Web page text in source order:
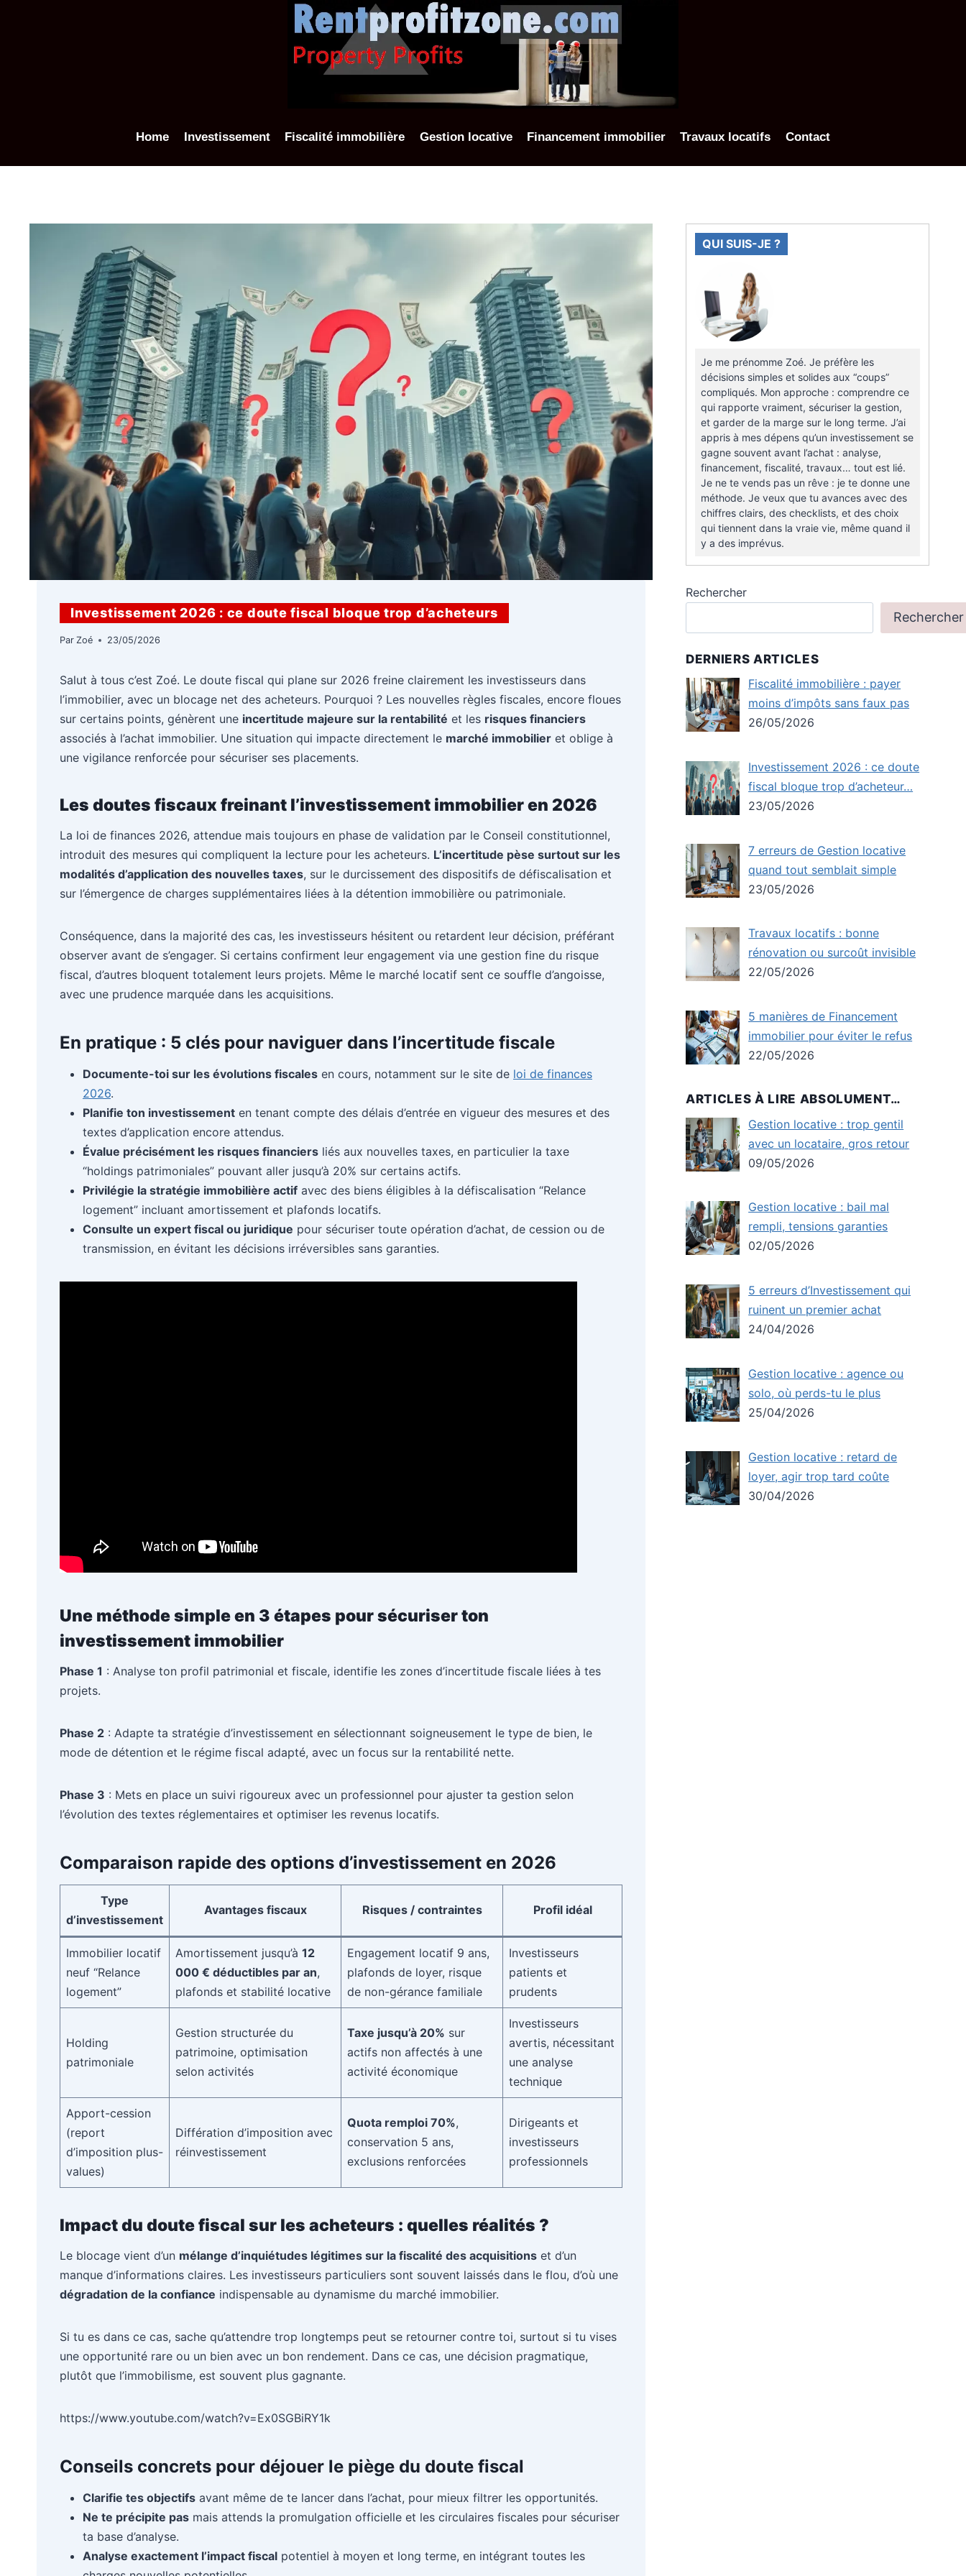
Home Investissement Fiscalité immobilière Gestion locative Financement immobilier Travaux locatifs Contact
Investissement 2026 : ce doute fiscal bloque trop d’acheteurs
Par Zoé 23/05/2026
Salut à tous c’est Zoé. Le doute fiscal qui plane sur 2026 freine clairement les investisseurs dans
l’immobilier, avec un blocage net des acheteurs. Pourquoi ? Les nouvelles règles fiscales, encore floues
sur certains points, génèrent une incertitude majeure sur la rentabilité et les risques financiers
associés à l’achat immobilier. Une situation qui impacte directement le marché immobilier et oblige à
une vigilance renforcée pour sécuriser ses placements.
Les doutes fiscaux freinant l’investissement immobilier en 2026
La loi de finances 2026, attendue mais toujours en phase de validation par le Conseil constitutionnel,
introduit des mesures qui compliquent la lecture pour les acheteurs. L’incertitude pèse surtout sur les
modalités d’application des nouvelles taxes, sur le durcissement des dispositifs de défiscalisation et
sur l’émergence de charges supplémentaires liées à la détention immobilière ou patrimoniale.
Conséquence, dans la majorité des cas, les investisseurs hésitent ou retardent leur décision, préférant
observer avant de s’engager. Si certains confirment leur engagement via une gestion fine du risque
fiscal, d’autres bloquent totalement leurs projets. Même le marché locatif sent ce souffle d’angoisse,
avec une prudence marquée dans les acquisitions.
En pratique : 5 clés pour naviguer dans l’incertitude fiscale
Documente-toi sur les évolutions fiscales en cours, notamment sur le site de loi de finances
2026.
Planifie ton investissement en tenant compte des délais d’entrée en vigueur des mesures et des
textes d’application encore attendus.
Évalue précisément les risques financiers liés aux nouvelles taxes, en particulier la taxe
“holdings patrimoniales” pouvant aller jusqu’à 20% sur certains actifs.
Privilégie la stratégie immobilière actif avec des biens éligibles à la défiscalisation “Relance
logement” incluant amortissement et plafonds locatifs.
Consulte un expert fiscal ou juridique pour sécuriser toute opération d’achat, de cession ou de
transmission, en évitant les décisions irréversibles sans garanties.
Une méthode simple en 3 étapes pour sécuriser ton
investissement immobilier
Phase 1 : Analyse ton profil patrimonial et fiscale, identifie les zones d’incertitude fiscale liées à tes
projets.
Phase 2 : Adapte ta stratégie d’investissement en sélectionnant soigneusement le type de bien, le
mode de détention et le régime fiscal adapté, avec un focus sur la rentabilité nette.
Phase 3 : Mets en place un suivi rigoureux avec un professionnel pour ajuster ta gestion selon
l’évolution des textes réglementaires et optimiser les revenus locatifs.
Comparaison rapide des options d’investissement en 2026
Type
d’investissement
Avantages fiscaux Risques / contraintes Profil idéal
Immobilier locatif
neuf “Relance
logement”
Amortissement jusqu’à 12
000 € déductibles par an,
plafonds et stabilité locative
Engagement locatif 9 ans,
plafonds de loyer, risque
de non-gérance familiale
Investisseurs
patients et
prudents
Holding
patrimoniale
Gestion structurée du
patrimoine, optimisation
selon activités
Taxe jusqu’à 20% sur
actifs non affectés à une
activité économique
Investisseurs
avertis, nécessitant
une analyse
technique
Apport-cession
(report
d’imposition plus-
values)
Différation d’imposition avec
réinvestissement
Quota remploi 70%,
conservation 5 ans,
exclusions renforcées
Dirigeants et
investisseurs
professionnels
Impact du doute fiscal sur les acheteurs : quelles réalités ?
Le blocage vient d’un mélange d’inquiétudes légitimes sur la fiscalité des acquisitions et d’un
manque d’informations claires. Les investisseurs particuliers sont souvent laissés dans le flou, d’où une
dégradation de la confiance indispensable au dynamisme du marché immobilier.
Si tu es dans ce cas, sache qu’attendre trop longtemps peut se retourner contre toi, surtout si tu vises
une opportunité rare ou un bien avec un bon rendement. Dans ce cas, une décision pragmatique,
plutôt que l’immobilisme, est souvent plus gagnante.
https://www.youtube.com/watch?v=Ex0SGBiRY1k
Conseils concrets pour déjouer le piège du doute fiscal
Clarifie tes objectifs avant même de te lancer dans l’achat, pour mieux filtrer les opportunités.
Ne te précipite pas mais attends la promulgation officielle et les circulaires fiscales pour sécuriser
ta base d’analyse.
Analyse exactement l’impact fiscal potentiel à moyen et long terme, en intégrant toutes les
QUI SUIS-JE ?
Je me prénomme Zoé. Je préfère les
décisions simples et solides aux “coups”
compliqués. Mon approche : comprendre ce
qui rapporte vraiment, sécuriser la gestion,
et garder de la marge sur le long terme. J’ai
appris à mes dépens qu’un investissement se
gagne souvent avant l’achat : analyse,
financement, fiscalité, travaux… tout est lié.
Je ne te vends pas un rêve : je te donne une
méthode. Je veux que tu avances avec des
chiffres clairs, des checklists, et des choix
qui tiennent dans la vraie vie, même quand il
y a des imprévus.
Rechercher
Rechercher
DERNIERS ARTICLES
Fiscalité immobilière : payer
moins d’impôts sans faux pas
26/05/2026
Investissement 2026 : ce doute
fiscal bloque trop d’acheteur…
23/05/2026
7 erreurs de Gestion locative
quand tout semblait simple
23/05/2026
Travaux locatifs : bonne
rénovation ou surcoût invisible
22/05/2026
5 manières de Financement
immobilier pour éviter le refus
22/05/2026
ARTICLES À LIRE ABSOLUMENT…
Gestion locative : trop gentil
avec un locataire, gros retour
09/05/2026
Gestion locative : bail mal
rempli, tensions garanties
02/05/2026
5 erreurs d’Investissement qui
ruinent un premier achat
24/04/2026
Gestion locative : agence ou
solo, où perds-tu le plus
25/04/2026
Gestion locative : retard de
loyer, agir trop tard coûte
30/04/2026